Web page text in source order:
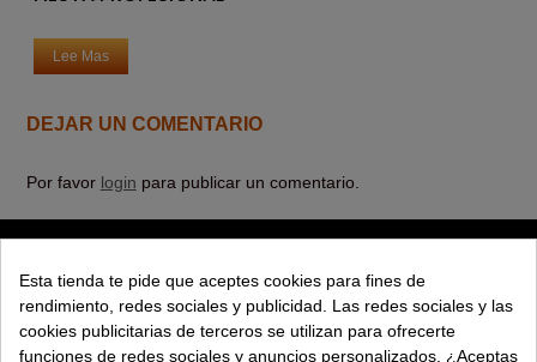
Lee Mas
DEJAR UN COMENTARIO
Por favor login para publicar un comentario.
EXPLORAR
Esta tienda te pide que aceptes cookies para fines de
rendimiento, redes sociales y publicidad. Las redes sociales y las
cookies publicitarias de terceros se utilizan para ofrecerte
funciones de redes sociales y anuncios personalizados. ¿Aceptas